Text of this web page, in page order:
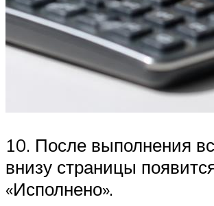
10. После выполнения
внизу страницы
«Исполнено».